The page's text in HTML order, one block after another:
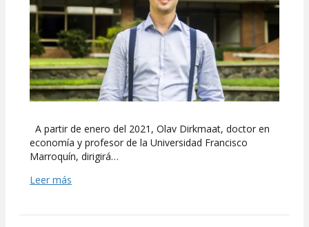
A partir de enero del 2021, Olav Dirkmaat, doctor en
economía y profesor de la Universidad Francisco
Marroquín, dirigirá…
Leer más